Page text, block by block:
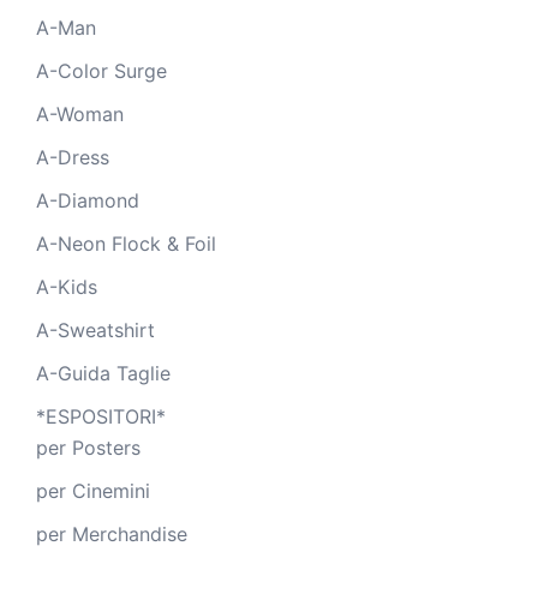
A-Man
A-Color Surge
A-Woman
A-Dress
A-Diamond
A-Neon Flock & Foil
A-Kids
A-Sweatshirt
A-Guida Taglie
*ESPOSITORI*
per Posters
per Cinemini
per Merchandise